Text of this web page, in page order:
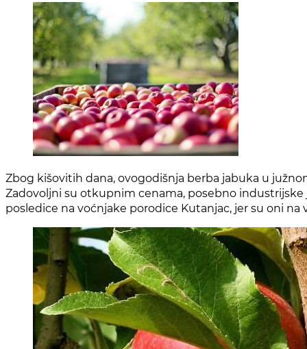
Zbog kišovitih dana, ovogodišnja berba jabuka u
Zadovoljni su otkupnim cenama, posebno
posledice na voćnjake porodice Kutanjac, jer su oni